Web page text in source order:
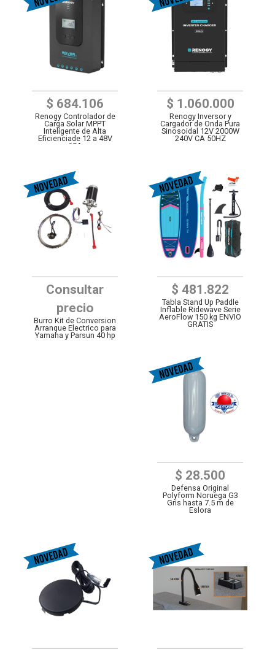
$ 684.106
Renogy Controlador de
Carga Solar MPPT
Inteligente de Alta
Eficienciade 12 a 48V
60A
$ 1.060.000
Renogy Inversor y
Cargador de Onda Pura
Sinosoidal 12V 2000W
240V CA 50HZ
Consultar
precio
Burro Kit de Conversion
Arranque Electrico para
Yamaha y Parsun 40 hp
$ 481.822
Tabla Stand Up Paddle
Inflable Ridewave Serie
AeroFlow 150 kg ENVIO
GRATIS
$ 28.500
Defensa Original
Polyform Noruega G3
Gris hasta 7.5 m de
Eslora